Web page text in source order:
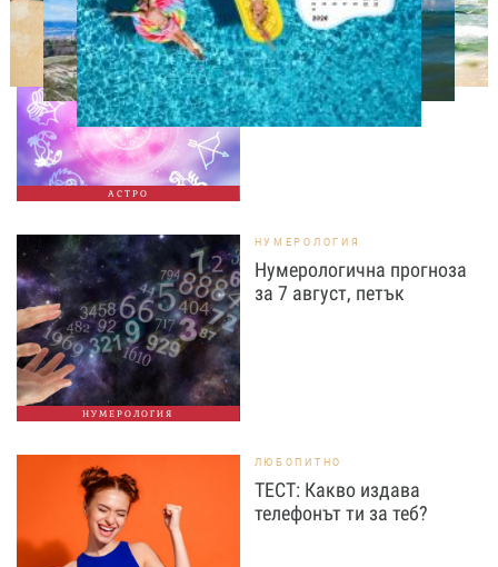
АСТРО
АСТРОЛОГИЯ
Дневен хороскоп за 7
август, петък
НУМЕРОЛОГИЯ
НУМЕРОЛОГИЯ
Нумерологична прогноза
за 7 август, петък
ЛЮБОПИТНО
ТЕСТ: Какво издава
телефонът ти за теб?